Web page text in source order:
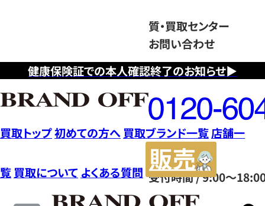
健康保険証での本人確認終了のお知らせ▶
質・買取センター
お問い合わせ
フ
リ
ー
ダ
イ
ヤ
ル
0120604117
受付時間 / 9:00～
買取トップ初めての方へ 買取ブランド一覧店舗一
覧 買取について よくある質問
サ